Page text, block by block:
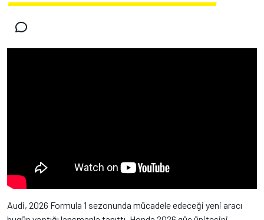
Audi, 2026 Formula 1 sezonunda mücadele edeceği yeni aracı